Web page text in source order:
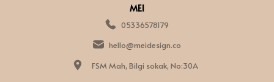
MEI
05336578179
hello@meidesign.co
FSM Mah, Bilgi sokak, No:30A